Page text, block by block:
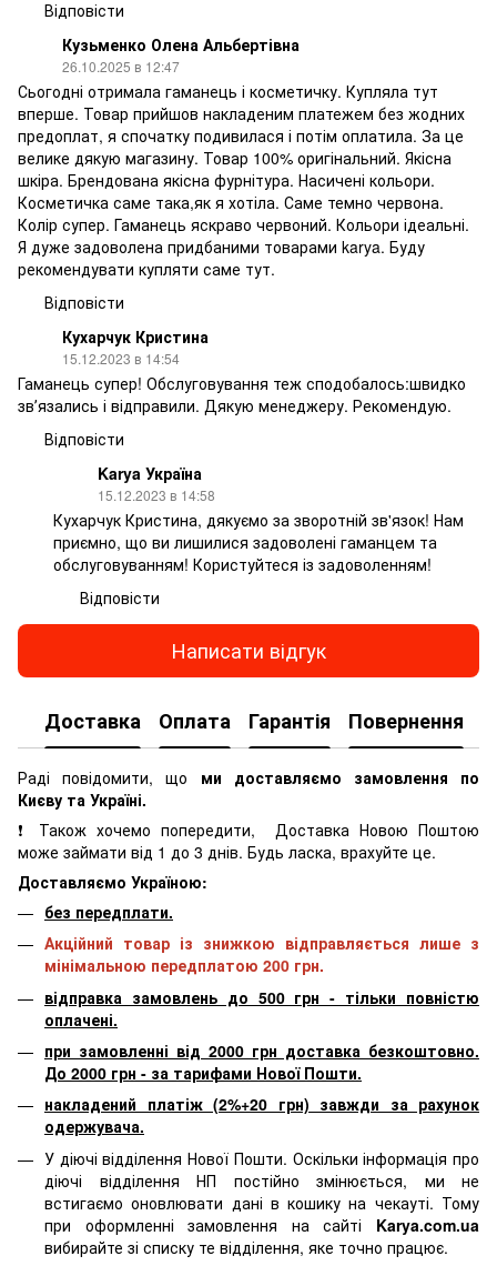
Відповісти
Кузьменко Олена Альбертівна
26.10.2025 в 12:47
Сьогодні отримала гаманець і косметичку. Купляла тут
вперше. Товар прийшов накладеним платежем без жодних
предоплат, я спочатку подивилася і потім оплатила. За це
велике дякую магазину. Товар 100% оригінальний. Якісна
шкіра. Брендована якісна фурнітура. Насичені кольори.
Косметичка саме така,як я хотіла. Саме темно червона.
Колір супер. Гаманець яскраво червоний. Кольори ідеальні.
Я дуже задоволена придбаними товарами karya. Буду
рекомендувати купляти саме тут.
Відповісти
Кухарчук Кристина
15.12.2023 в 14:54
Гаманець супер! Обслуговування теж сподобалось:швидко
звʼязались і відправили. Дякую менеджеру. Рекомендую.
Відповісти
Karya Україна
15.12.2023 в 14:58
Кухарчук Кристина, дякуємо за зворотній зв'язок! Нам
приємно, що ви лишилися задоволені гаманцем та
обслуговуванням! Користуйтеся із задоволенням!
Відповісти
Написати відгук
Доставка Оплата Гарантія Повернення
Раді повідомити, що ми доставляємо замовлення по
Києву та Україні.
❗ Також хочемо попередити, Доставка Новою Поштою
може займати від 1 до 3 днів. Будь ласка, врахуйте це.
Доставляємо Україною:
без передплати.
Акційний товар із знижкою відправляється лише з
мінімальною передплатою 200 грн.
відправка замовлень до 500 грн - тільки повністю
оплачені.
при замовленні від 2000 грн доставка безкоштовно.
До 2000 грн - за тарифами Нової Пошти.
накладений платіж (2%+20 грн) завжди за рахунок
одержувача.
У діючі відділення Нової Пошти. Оскільки інформація про
діючі відділення НП постійно змінюється, ми не
встигаємо оновлювати дані в кошику на чекауті. Тому
при оформленні замовлення на сайті Karya.com.ua
вибирайте зі списку те відділення, яке точно працює.